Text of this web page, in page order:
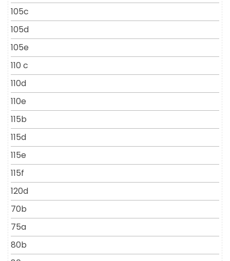
105c
105d
105e
110 c
110d
110e
115b
115d
115e
115f
120d
70b
75a
80b